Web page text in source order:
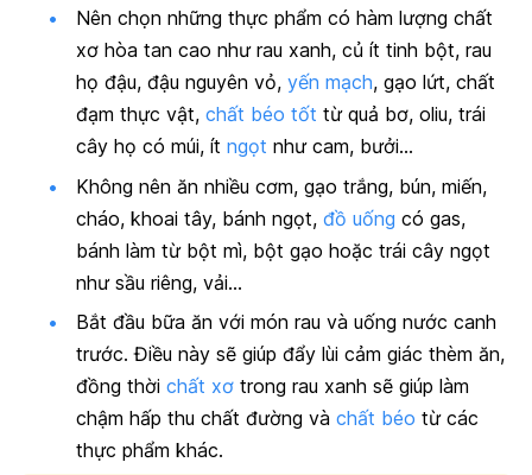
Nên chọn những thực phẩm có hàm lượng chất
xơ hòa tan cao như rau xanh, củ ít tinh bột, rau
họ đậu, đậu nguyên vỏ, yến mạch, gạo lứt, chất
đạm thực vật, chất béo tốt từ quả bơ, oliu, trái
cây họ có múi, ít ngọt như cam, bưởi…
Không nên ăn nhiều cơm, gạo trắng, bún, miến,
cháo, khoai tây, bánh ngọt, đồ uống có gas,
bánh làm từ bột mì, bột gạo hoặc trái cây ngọt
như sầu riêng, vải…
Bắt đầu bữa ăn với món rau và uống nước canh
trước. Điều này sẽ giúp đẩy lùi cảm giác thèm ăn,
đồng thời chất xơ trong rau xanh sẽ giúp làm
chậm hấp thu chất đường và chất béo từ các
thực phẩm khác.